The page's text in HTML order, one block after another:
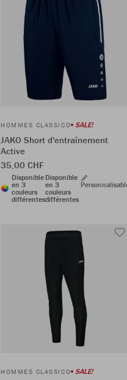
HOMMES CLASSICO SALE!
JAKO Short d'entraînement
Active
35,00 CHF
Disponible
en 3
couleurs
différentes
Disponible
en 3
couleurs
différentes
HOMMES CLASSICO SALE!